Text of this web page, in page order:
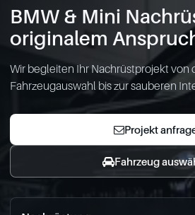
BMW & Mini
originalem
Wir begleiten Ihr Nachrüstprojekt von
Fahrzeugauswahl bis zur sauberen
Projekt
Fahrzeug